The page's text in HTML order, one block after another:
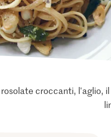
croccanti, l'aglio,